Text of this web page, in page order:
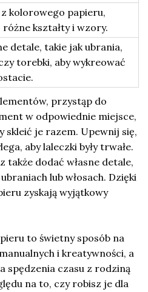
kolorowego papieru,
różne kształty i wzory.
detale, takie jak ubrania,
torebki, aby wykreować
przystąp do
w odpowiednie miejsce,
skleić je razem. Upewnij się,
aby laleczki były trwałe.
także dodać własne detale,
lub włosach. Dzięki
zyskają wyjątkowy
to świetny sposób na
i kreatywności, a
spędzenia czasu z rodziną
na to, czy robisz je dla